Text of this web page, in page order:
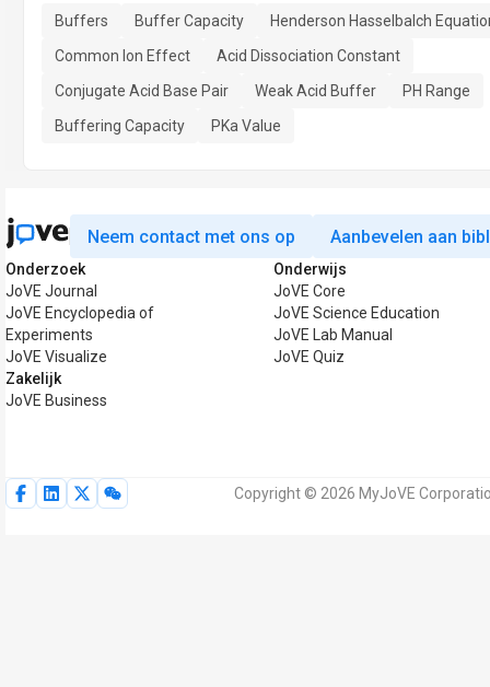
Buffers Buffer Capacity
Henderson Hasselbalch
Common Ion Effect
Acid Dissociation Constant
Conjugate Acid Base Pair
Weak Acid Buffer
PH Range
Buffering Capacity
PKa Value
Neem contact met ons op Aanbevelen aan
Onderzoek
JoVE Journal
JoVE Encyclopedia of
Experiments
JoVE Visualize
Zakelijk
JoVE Business
Onderwijs
JoVE Core
JoVE Science Education
JoVE Lab Manual
JoVE Quiz
Copyright © 2026 MyJoVE